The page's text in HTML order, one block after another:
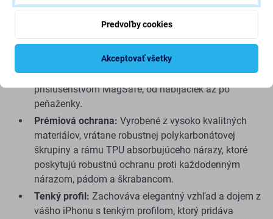
Kľúčové vlastnosti:
Kompatibilita MagSafe:Bezproblémová integrácia s
technológiou MagSafe, ktorá zaisťuje jednoduché
pripevnenie a presné zarovnanie so všetkým
príslušenstvom MagSafe, od nabíjačiek až po
peňaženky.
Prémiová ochrana: Vyrobené z vysoko kvalitných
materiálov, vrátane robustnej polykarbonátovej
škrupiny a rámu TPU absorbujúceho nárazy, ktoré
poskytujú robustnú ochranu proti každodenným
nárazom, pádom a škrabancom.
Tenký profil: Zachováva elegantný vzhľad a dojem z
vášho iPhonu s tenkým profilom, ktorý pridáva
Predvoľby cookies
Akceptovať všetky